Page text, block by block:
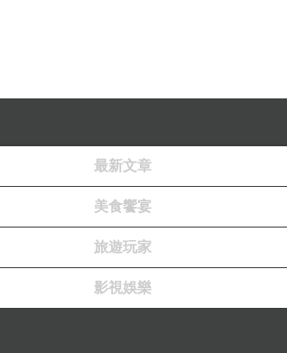
最新文章
美食饗宴
旅遊玩家
影視娛樂